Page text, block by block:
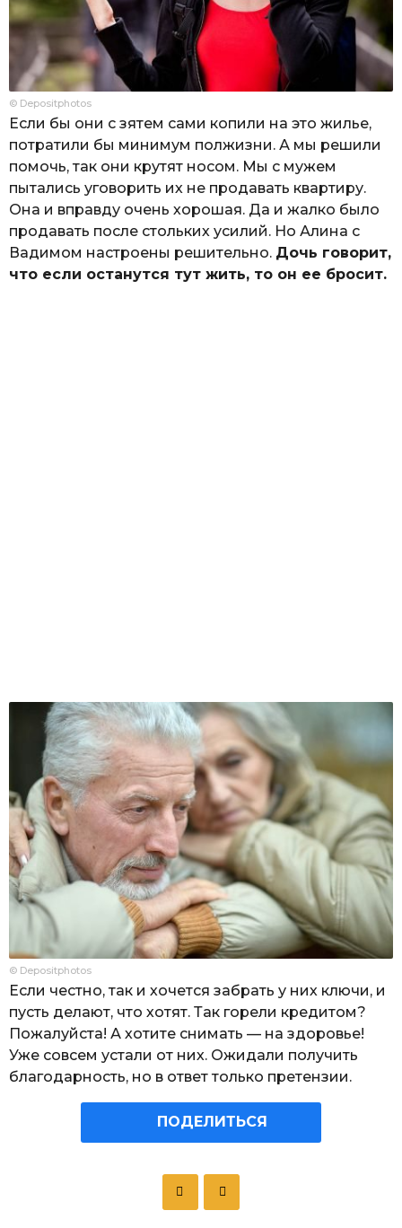
© Depositphotos
Если бы они с зятем сами копили на это жилье,
потратили бы минимум полжизни. А мы решили
помочь, так они крутят носом. Мы с мужем
пытались уговорить их не продавать квартиру.
Она и вправду очень хорошая. Да и жалко было
продавать после стольких усилий. Но Алина с
Вадимом настроены решительно. Дочь говорит,
что если останутся тут жить, то он ее бросит.
© Depositphotos
Если честно, так и хочется забрать у них ключи, и
пусть делают, что хотят. Так горели кредитом?
Пожалуйста! А хотите снимать — на здоровье!
Уже совсем устали от них. Ожидали получить
благодарность, но в ответ только претензии.
ПОДЕЛИТЬСЯ